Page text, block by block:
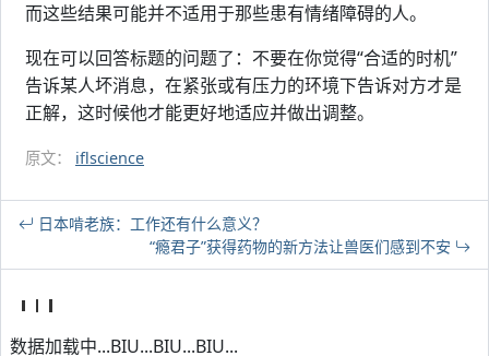
而这些结果可能并不适用于那些患有情绪障碍的人。
现在可以回答标题的问题了：不要在你觉得“合适的时机”
告诉某人坏消息，在紧张或有压力的环境下告诉对方才是
正解，这时候他才能更好地适应并做出调整。
原文： iflscience
日本啃老族：工作还有什么意义？
“瘾君子”获得药物的新方法让兽医们感到不安
数据加载中...BIU...BIU...BIU...